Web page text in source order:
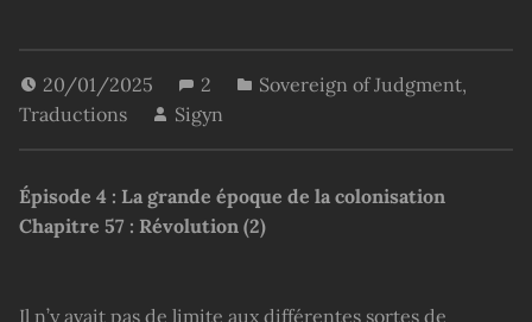
20/01/2025 2 Sovereign of Judgment,
Traductions
Sigyn
Épisode 4 : La grande époque de la colonisation
Chapitre 57 : Révolution (2)
Il n’y avait pas de limite aux différentes sortes de